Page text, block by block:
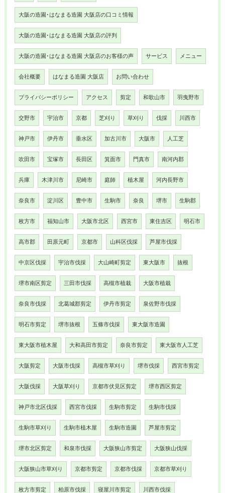
大阪の造園･はなまる造園 大阪店の口コミ情報
大阪の造園･はなまる造園 大阪店の評判
大阪の造園･はなまる造園 大阪店のお客様の声 サービス メニュー
会社概要 はなまる造園 大阪店 お問い合わせ
プライバシーポリシー アクセス 剪定 和歌山市 羽曳野市
交野市 宇治市 京都 芝刈り 草刈り 伐採 川西市
神戸市 伊丹市 垂水区 加古川市 大阪市 人工芝
吹田市 宝塚市 長田区 箕面市 門真市 南河内郡
兵庫 木津川市 尼崎市 庭師 植木屋 河内長野市
奈良市 淀川区 豊中市 生駒市 奈良 堺市 生駒郡
枚方市 福知山市 大阪市北区 西宮市 東住吉区 明石市
高市郡 田原元町 京都市 山科区伐採 芦屋市伐採
中京区伐採 宇治市伐採 大山崎町剪定 東大阪市 抜根
堺市南区剪定 三田市伐採 高槻市植栽 大阪市植栽
奈良市伐採 北葛城郡剪定 伊丹市剪定 泉佐野市伐採
明石市剪定 堺市抜根 五條市伐採 東大阪市造園
東大阪市植木屋 大和高田市剪定 奈良市剪定 東大阪市人工芝
大阪剪定 大阪市伐採 高槻市草刈り 堺市伐採 西宮市剪定
大阪伐採 大阪草刈り 京都市伏見区剪定 堺市西区剪定
神戸市北区伐採 西宮市伐採 生駒市剪定 生駒市伐採
生駒市草刈り 生駒市植木屋 生駒市造園 芦屋市剪定
堺市北区剪定 和泉市伐採 大阪狭山市剪定 大阪狭山伐採
大阪狭山市草刈り 京都市剪定 京都市伐採 京都市草刈り
枚方市剪定 柏原市伐採 寝屋川市剪定 川西市伐採